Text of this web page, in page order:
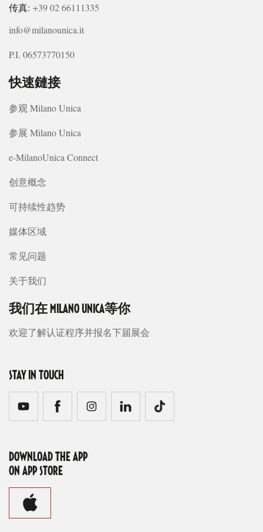
传真: +39 02 66111335
info@milanounica.it
P.I. 06573770150
快速鏈接
参观 Milano Unica
参展 Milano Unica
e-MilanoUnica Connect
创意概念
可持续性趋势
媒体区域
常见问题
关于我们
我们在 MILANO UNICA等你
欢迎了解认证程序并报名下届展会
STAY IN TOUCH
DOWNLOAD THE APP
ON APP STORE